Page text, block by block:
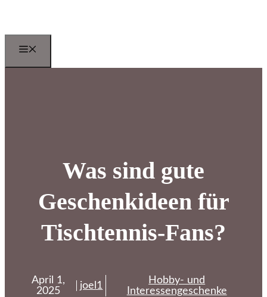
springen
Was sind gute
Geschenkideen für
Tischtennis-Fans?
April 1,
2025
joel1
Hobby- und
Interessengeschenke